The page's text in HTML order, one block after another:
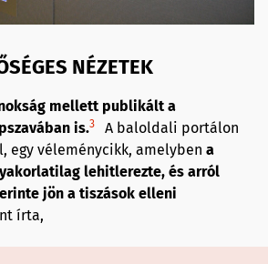
NÉZETEK
mellett publikált a
is.3
A baloldali portálon
egy véleménycikk, amelyben a
lehitlerezte, és arról
jön a tiszások elleni
írta,